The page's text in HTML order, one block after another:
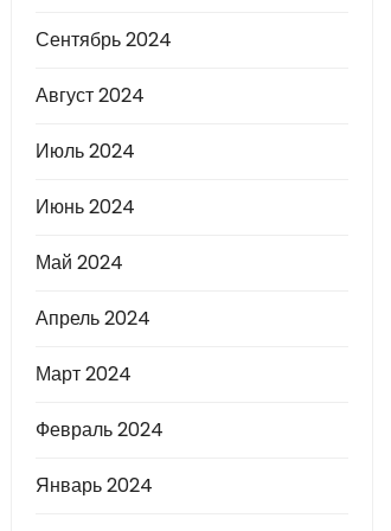
Сентябрь 2024
Август 2024
Июль 2024
Июнь 2024
Май 2024
Апрель 2024
Март 2024
Февраль 2024
Январь 2024